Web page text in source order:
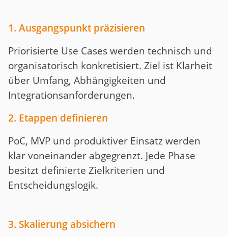
1. Ausgangspunkt präzisieren
Priorisierte Use Cases werden technisch und
organisatorisch konkretisiert. Ziel ist Klarheit
über Umfang, Abhängigkeiten und
Integrationsanforderungen.
2. Etappen definieren
PoC, MVP und produktiver Einsatz werden
klar voneinander abgegrenzt. Jede Phase
besitzt definierte Zielkriterien und
Entscheidungslogik.
3. Skalierung absichern